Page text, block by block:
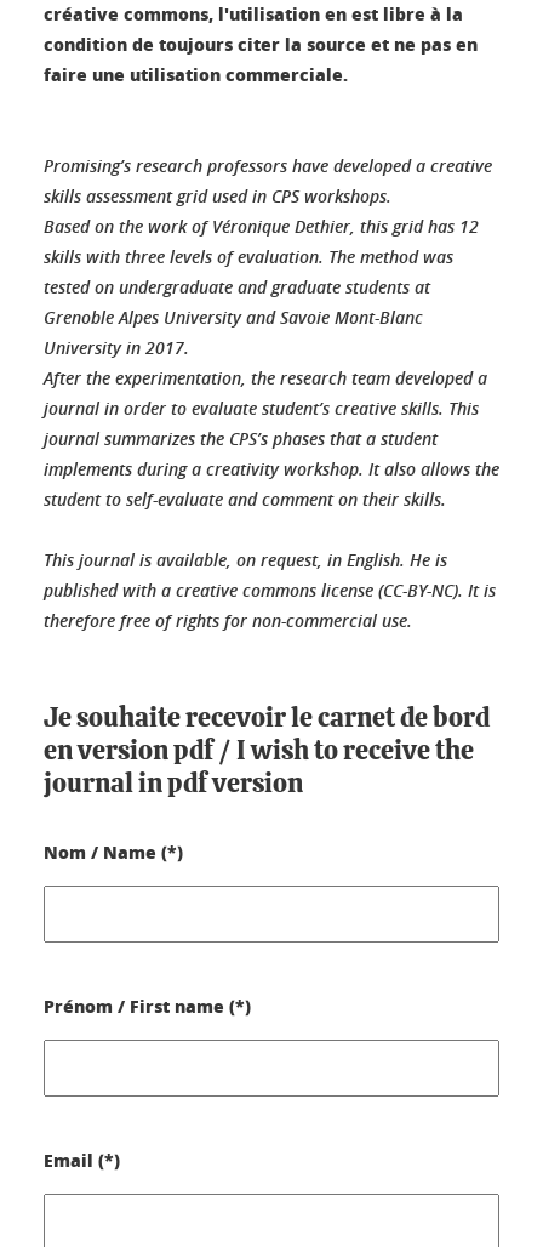
créative commons, l'utilisation en est libre à la
condition de toujours citer la source et ne pas en
faire une utilisation commerciale.
Promising’s research professors have developed a creative
skills assessment grid used in CPS workshops.
Based on the work of Véronique Dethier, this grid has 12
skills with three levels of evaluation. The method was
tested on undergraduate and graduate students at
Grenoble Alpes University and Savoie Mont-Blanc
University in 2017.
After the experimentation, the research team developed a
journal in order to evaluate student’s creative skills. This
journal summarizes the CPS’s phases that a student
implements during a creativity workshop. It also allows the
student to self-evaluate and comment on their skills.
This journal is available, on request, in English. He is
published with a creative commons license (CC-BY-NC). It is
therefore free of rights for non-commercial use.
Je souhaite recevoir le carnet de bord
en version pdf / I wish to receive the
journal in pdf version
Nom / Name (*)
Prénom / First name (*)
Email (*)